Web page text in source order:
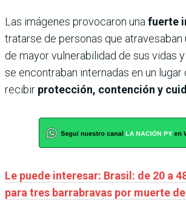
Las imágenes provocaron una fuerte
tratarse de personas que atravesaban
de mayor vulnerabilidad de sus vidas
se encontraban internadas en un lugar
recibir protección, contención y
Le puede interesar: Brasil: de 20 a
para tres barrabravas por muerte